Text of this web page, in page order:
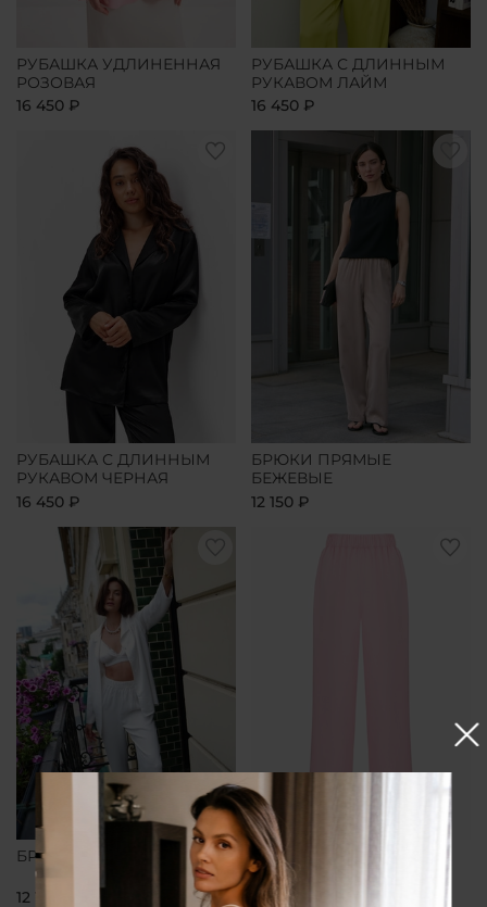
РУБАШКА УДЛИНЕННАЯ
РОЗОВАЯ
16 450 ₽
РУБАШКА С ДЛИННЫМ
РУКАВОМ ЛАЙМ
16 450 ₽
РУБАШКА С ДЛИННЫМ
РУКАВОМ ЧЕРНАЯ
16 450 ₽
БРЮКИ ПРЯМЫЕ
БЕЖЕВЫЕ
12 150 ₽
БРЮКИ ПРЯМЫЕ БЕЛЫЕ
12 150 ₽
БРЮКИ ПРЯМЫЕ
РОЗОВЫЕ
12 150 ₽